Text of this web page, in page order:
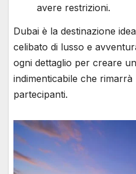
avere restrizioni.
Dubai è la destinazione
celibato di lusso e
ogni dettaglio per creare
indimenticabile che
partecipanti.